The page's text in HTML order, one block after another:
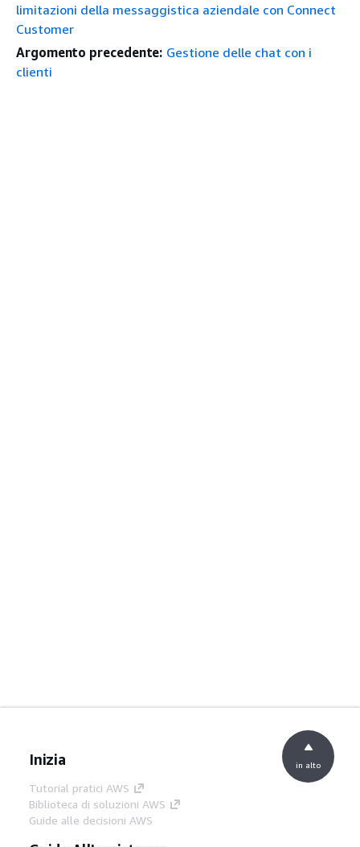
limitazioni della messaggistica aziendale con Connect
Customer
Argomento precedente: Gestione delle chat con i
clienti
Inizia
Tutorial pratici AWS
Biblioteca di soluzioni AWS
Guide alle decisioni AWS
in alto